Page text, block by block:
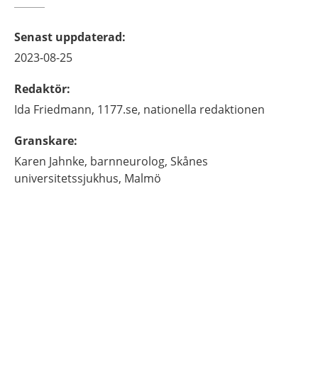
Senast uppdaterad:
2023-08-25
Redaktör:
Ida Friedmann, 1177.se, nationella redaktionen
Granskare:
Karen Jahnke, barnneurolog, Skånes
universitetssjukhus, Malmö